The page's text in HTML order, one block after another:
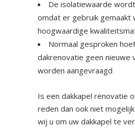
De isolatiewaarde
omdat er gebruik gemaakt
hoogwaardige
Normaal gesproken
dakrenovatie geen nieuwe
worden aangevraagd
Is een dakkapel renovatie
reden dan ook niet
wij u om uw dakkapel te